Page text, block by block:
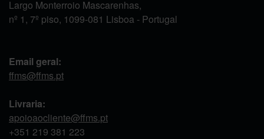
Largo Monterroio Mascarenhas,
nº 1, 7º piso, 1099-081 Lisboa - Portugal
Email geral:
ffms@ffms.pt
Livraria:
apoioaocliente@ffms.pt
+351 219 381 223